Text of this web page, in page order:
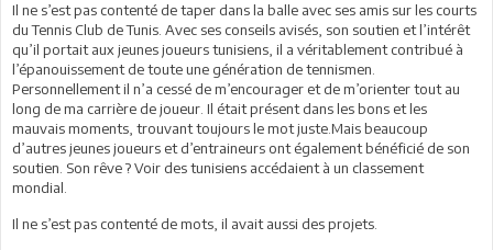
Il ne s’est pas contenté de taper dans la balle avec ses amis sur les courts
du Tennis Club de Tunis. Avec ses conseils avisés, son soutien et l’intérêt
qu’il portait aux jeunes joueurs tunisiens, il a véritablement contribué à
l’épanouissement de toute une génération de tennismen.
Personnellement il n’a cessé de m’encourager et de m’orienter tout au
long de ma carrière de joueur. Il était présent dans les bons et les
mauvais moments, trouvant toujours le mot juste.Mais beaucoup
d’autres jeunes joueurs et d’entraineurs ont également bénéficié de son
soutien. Son rêve ? Voir des tunisiens accédaient à un classement
mondial.
Il ne s’est pas contenté de mots, il avait aussi des projets.